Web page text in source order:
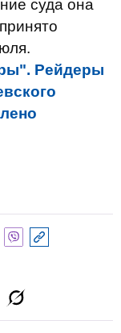
суда она
Рейдеры